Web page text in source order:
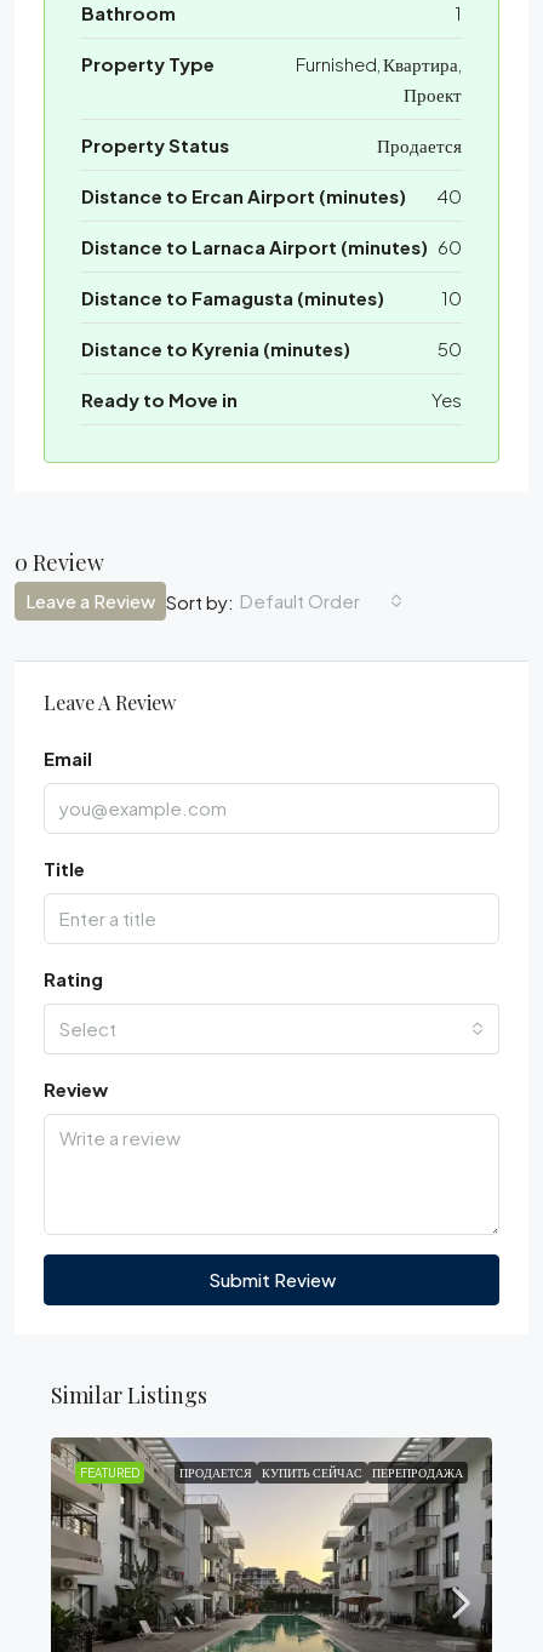
Bathroom 1
Property Type
Furnished, Квартира,
Проект
Property Status Продается
Distance to Ercan Airport (minutes) 40
Distance to Larnaca Airport (minutes) 60
Distance to Famagusta (minutes) 10
Distance to Kyrenia (minutes) 50
Ready to Move in Yes
0 Review
Sort by: Default Order
Leave a Review
Leave A Review
Email
Title
Rating
Select
Review
Submit Review
Similar Listings
FEATURED ПРОДАЕТСЯ КУПИТЬ СЕЙЧАС ПЕРЕПРОДАЖА